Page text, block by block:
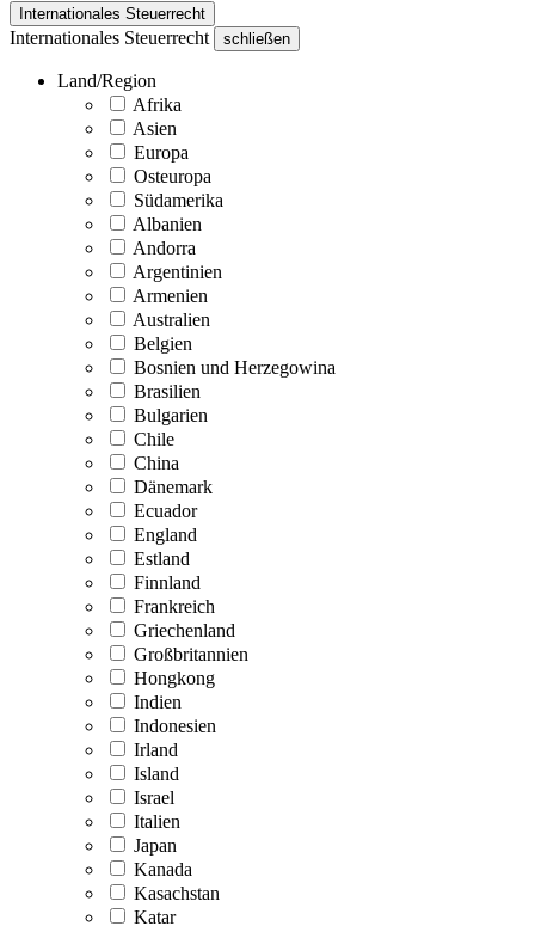
Internationales Steuerrecht
Internationales Steuerrecht schließen
Land/Region
Afrika
Asien
Europa
Osteuropa
Südamerika
Albanien
Andorra
Argentinien
Armenien
Australien
Belgien
Bosnien und Herzegowina
Brasilien
Bulgarien
Chile
China
Dänemark
Ecuador
England
Estland
Finnland
Frankreich
Griechenland
Großbritannien
Hongkong
Indien
Indonesien
Irland
Island
Israel
Italien
Japan
Kanada
Kasachstan
Katar